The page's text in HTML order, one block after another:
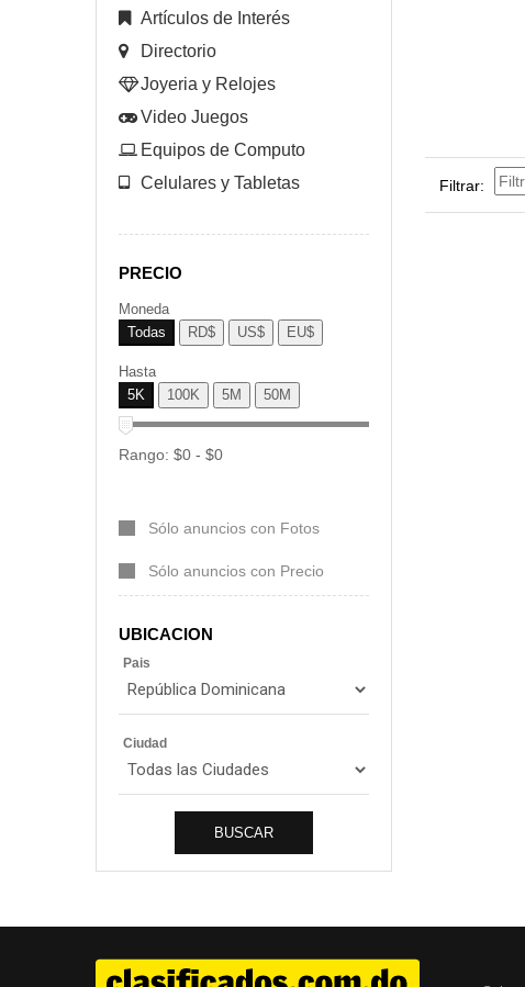
Filtrar:
Artículos de Interés
Directorio
Joyeria y Relojes
Video Juegos
Equipos de Computo
Celulares y Tabletas
PRECIO
Moneda
Todas
RD$ US$ EU$
Hasta
5K
100K 5M 50M
Rango: $0 - $0
Sólo anuncios con Fotos
Sólo anuncios con Precio
UBICACION
Pais
Ciudad
BUSCAR